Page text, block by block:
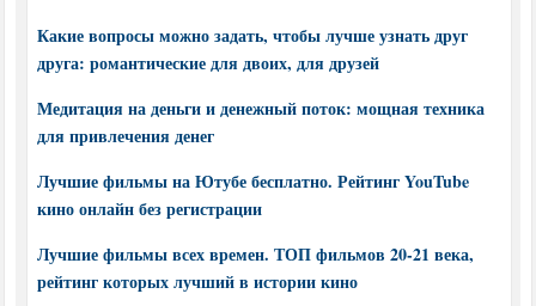
Какие вопросы можно задать, чтобы лучше узнать друг
друга: романтические для двоих, для друзей
Медитация на деньги и денежный поток: мощная техника
для привлечения денег
Лучшие фильмы на Ютубе бесплатно. Рейтинг YouTube
кино онлайн без регистрации
Лучшие фильмы всех времен. ТОП фильмов 20-21 века,
рейтинг которых лучший в истории кино